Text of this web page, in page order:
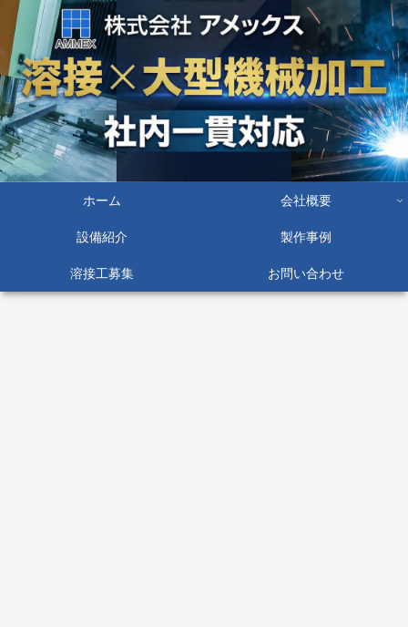
ホーム 会社概要
設備紹介 製作事例
溶接工募集 お問い合わせ